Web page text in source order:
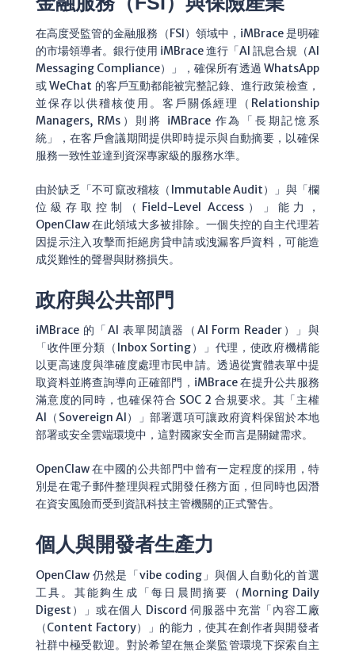
在高度受監管的金融服務（FSI）領域中，iMBrace 是明確
的市場領導者。銀行使用 iMBrace 進行「AI 訊息合規（AI
Messaging Compliance）」，確保所有透過 WhatsApp
或 WeChat 的客戶互動都能被完整記錄、進行政策檢查，
並保存以供稽核使用。客戶關係經理（Relationship
Managers, RMs）則將 iMBrace 作為「長期記憶系
統」，在客戶會議期間提供即時提示與自動摘要，以確保
服務一致性並達到資深專家級的服務水準。
由於缺乏「不可竄改稽核（Immutable Audit）」與「欄
位級存取控制（Field-Level Access）」能力，
OpenClaw 在此領域大多被排除。一個失控的自主代理若
因提示注入攻擊而拒絕房貸申請或洩漏客戶資料，可能造
成災難性的聲譽與財務損失。
政府與公共部門
iMBrace 的「AI 表單閱讀器（AI Form Reader）」與
「收件匣分類（Inbox Sorting）」代理，使政府機構能
以更高速度與準確度處理市民申請。透過從實體表單中提
取資料並將查詢導向正確部門，iMBrace 在提升公共服務
滿意度的同時，也確保符合 SOC 2 合規要求。其「主權
AI（Sovereign AI）」部署選項可讓政府資料保留於本地
部署或安全雲端環境中，這對國家安全而言是關鍵需求。
OpenClaw 在中國的公共部門中曾有一定程度的採用，特
別是在電子郵件整理與程式開發任務方面，但同時也因潛
在資安風險而受到資訊科技主管機關的正式警告。
個人與開發者生產力
OpenClaw 仍然是「vibe coding」與個人自動化的首選
工具。其能夠生成「每日晨間摘要（Morning Daily
Digest）」或在個人 Discord 伺服器中充當「內容工廠
（Content Factory）」的能力，使其在創作者與開發者
社群中極受歡迎。對於希望在無企業監管環境下探索自主